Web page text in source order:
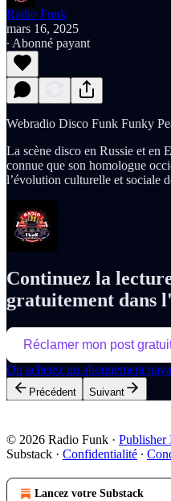
Radio Funk
mars 16, 2025
∙ Abonné payant
Webradio Disco Funk Funky
La scène disco en Russie et en
connue que son homologue
l’évolution culturelle et sociale
Continuez la
gratuitement dans
Réclamer mon post
Ou achetez un abonnement
Précédent Suivant
© 2026 Radio Funk · Publisher
Substack · Confidentialité ∙
Lancez votre Substack